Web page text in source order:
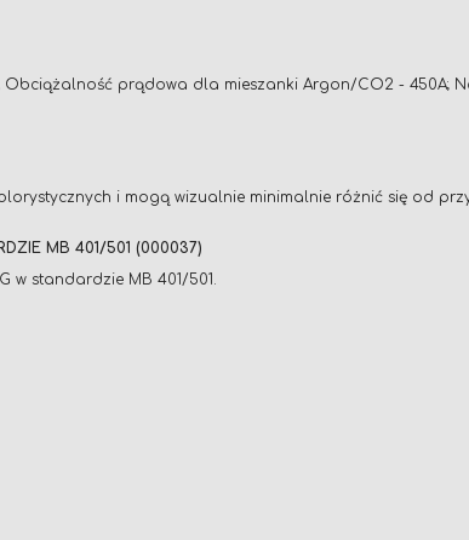
Obciążalność prądowa dla mieszanki Argon/CO2 - 450A;
i mogą wizualnie minimalnie różnić się od
MB 401/501 (000037)
w standardzie MB 401/501.